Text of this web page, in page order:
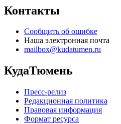
Контакты
Сообщить об ошибке
Наша электронная почта
mailbox@kudatumen.ru
КудаТюмень
Пресс-релиз
Редакционная политика
Правовая информация
Формат ресурса